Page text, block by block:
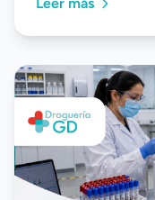
implementación
laboratorio,